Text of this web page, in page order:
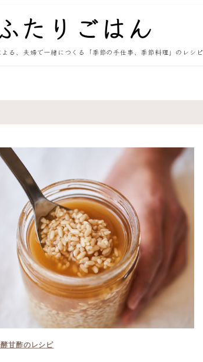
る、夫婦で一緒につくる「季節の手仕事、季節料理」のレシピ
甘酢のレシピ